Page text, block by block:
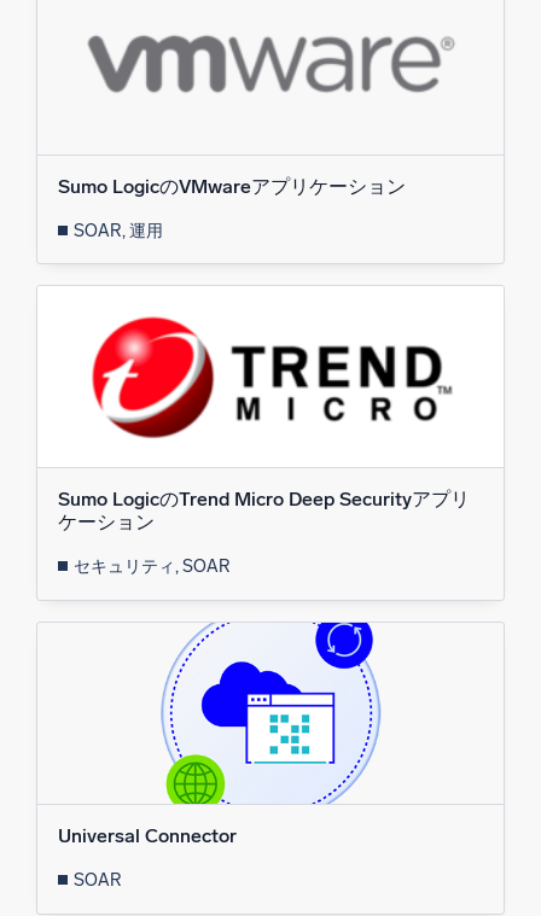
Sumo LogicのVMwareアプリケーション
SOAR, 運用
Sumo LogicのTrend Micro Deep Securityアプリ
ケーション
セキュリティ, SOAR
Universal Connector
SOAR